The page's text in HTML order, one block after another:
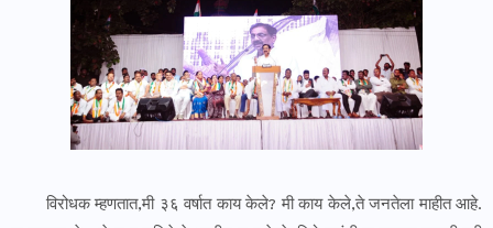
विरोधक म्हणतात,मी ३६ वर्षात काय केले? मी काय केले,ते जनतेला माहीत आहे.